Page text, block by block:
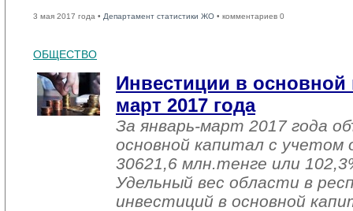
3 мая 2017 года • Департамент статистики ЖО • комментариев 0
ОБЩЕСТВО
Инвестиции в основной
март 2017 года
За январь-март 2017 года
основной капитал с учетом
30621,6 млн.тенге или
Удельный вес области в
инвестиций в основной